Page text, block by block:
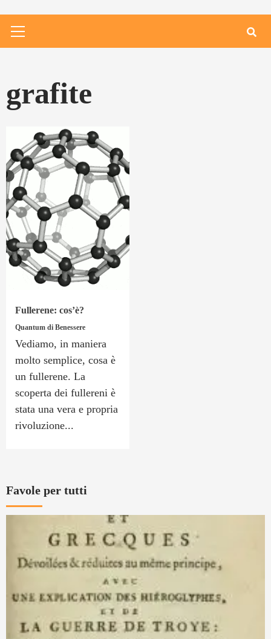
Menu
grafite
Fullerene: cos’è?
Quantum di Benessere
Vediamo, in maniera
molto semplice, cosa è
un fullerene. La
scoperta dei fullereni è
stata una vera e propria
rivoluzione...
Favole per tutti